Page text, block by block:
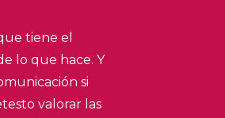
tiene el
lo que hace. Y
si
valorar las